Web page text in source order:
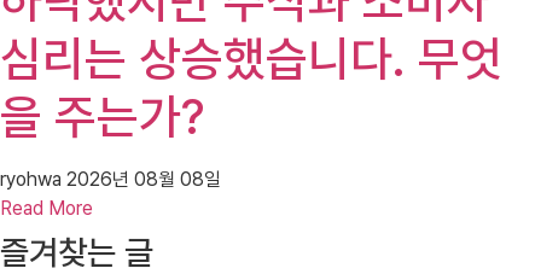
심리는 상승했습니다. 무엇
을 주는가?
ryohwa 2026년 08월 08일
Read More
즐겨찾는 글